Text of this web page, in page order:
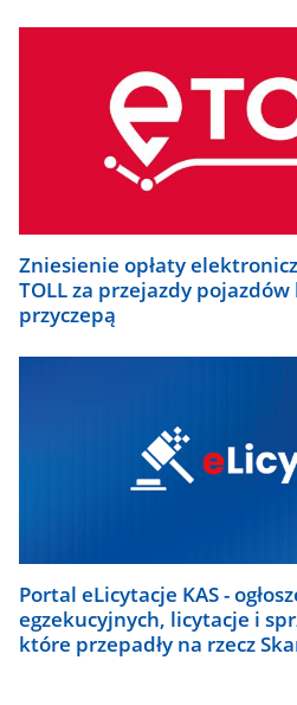
Zniesienie opłaty
TOLL za przejazdy
przyczepą
Portal eLicytacje KAS -
egzekucyjnych, licytacje i
które przepadły na rzecz